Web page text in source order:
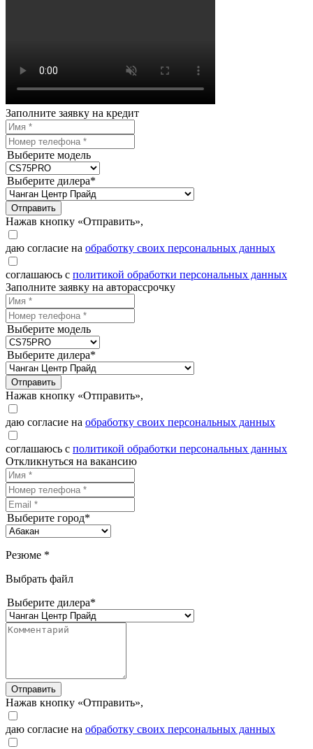
Заполните заявку на кредит
Выберите модель
Выберите дилера*
Отправить
Нажав кнопку «Отправить»,
даю согласие на обработку своих персональных данных
соглашаюсь с политикой обработки персональных данных
Заполните заявку на авторассрочку
Выберите модель
Выберите дилера*
Отправить
Нажав кнопку «Отправить»,
даю согласие на обработку своих персональных данных
соглашаюсь с политикой обработки персональных данных
Откликнуться на вакансию
Выберите город*
Резюме *
Выбрать файл
Выберите дилера*
Отправить
Нажав кнопку «Отправить»,
даю согласие на обработку своих персональных данных